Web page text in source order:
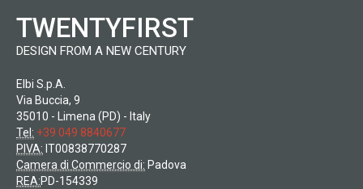
TWENTYFIRST
DESIGN FROM A NEW CENTURY
Elbi S.p.A.
Via Buccia, 9
35010 - Limena (PD) - Italy
Tel: +39 049 8840677
PIVA: IT00838770287
Camera di Commercio di: Padova
REA:PD-154339